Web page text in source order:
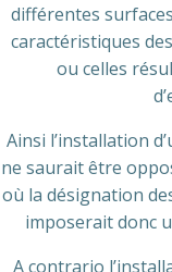
différentes
caractéristiques
ou celles
Ainsi l’installation
ne saurait être
où la désignation
imposerait donc
A contrario